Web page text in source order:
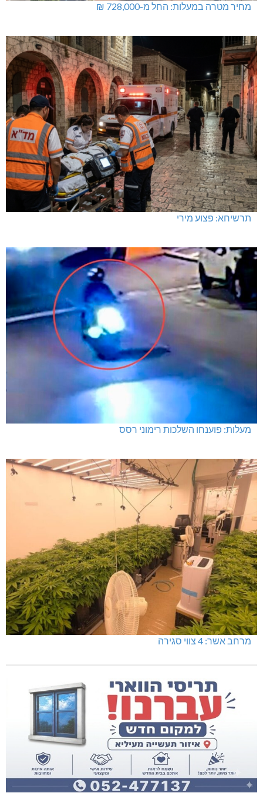
מחיר מטרה במעלות: החל מ-728,000 ₪
תרשיחא: פצוע מירי
מעלות: פוענחו השלכות רימוני רסס
מרחב אשר: 4 צווי סגירה